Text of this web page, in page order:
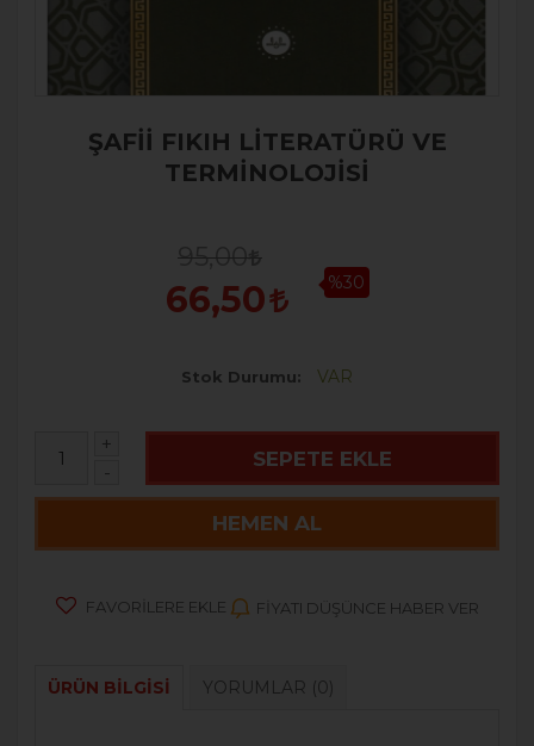
ŞAFİİ FIKIH LİTERATÜRÜ VE
TERMİNOLOJİSİ
95,00
66,50 %30
Stok Durumu VAR
+
-
SEPETE EKLE
HEMEN AL
FAVORILERE EKLE FIYATI DÜŞÜNCE HABER VER
ÜRÜN BILGISI YORUMLAR (0)